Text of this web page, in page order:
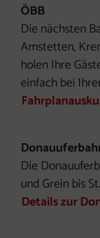
ÖBB
Die nächsten
Amstetten,
holen Ihre
einfach bei
Die
und Grein bis
Details zur